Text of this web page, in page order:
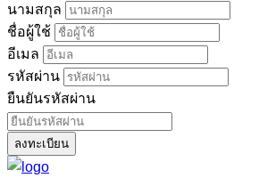
นามสกุล
ชื่อผู้ใช้
อีเมล
รหัสผ่าน
ยืนยันรหัสผ่าน
ลงทะเบียน